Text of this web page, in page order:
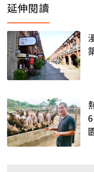
延伸閱讀